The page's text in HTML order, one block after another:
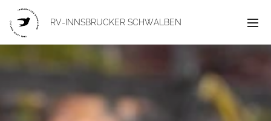
RV-INNSBRUCKER SCHWALBEN